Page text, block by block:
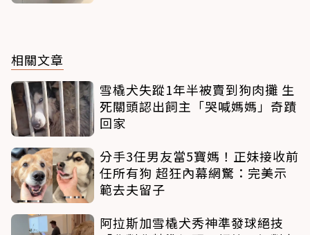
相關文章
雪橇犬失蹤1年半被賣到狗肉攤 生
死關頭認出飼主「哭喊媽媽」奇蹟
回家
分手3任男友當5寶媽！正妹接收前
任所有狗 超狂內幕網驚：完美示
範去夫留子
阿拉斯加雪橇犬秀神準發球絕技